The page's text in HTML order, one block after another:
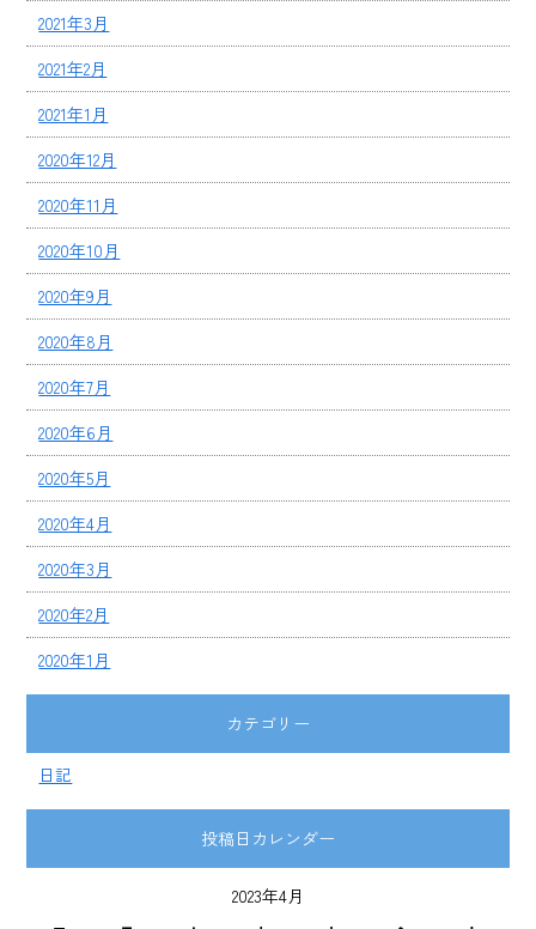
2021年3月
2021年2月
2021年1月
2020年12月
2020年11月
2020年10月
2020年9月
2020年8月
2020年7月
2020年6月
2020年5月
2020年4月
2020年3月
2020年2月
2020年1月
カテゴリー
日記
投稿日カレンダー
2023年4月